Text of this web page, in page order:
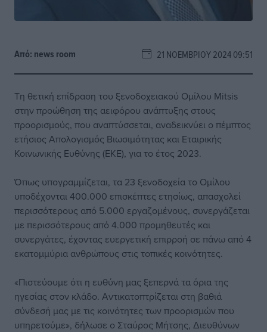
Από: news room 21 ΝΟΕΜΒΡΊΟΥ 2024 09:51
Tη θετική επίδραση του ξενοδοχειακού Ομίλου Mitsis
στην προώθηση της αειφόρου ανάπτυξης στους
προορισμούς, που αναπτύσσεται, αναδεικνύει ο πέμπτος
ετήσιος Απολογισμός Βιωσιμότητας και Εταιρικής
Κοινωνικής Ευθύνης (ΕΚΕ), για το έτος 2023.
Όπως υπογραμμίζεται, τα 23 ξενοδοχεία το Ομίλου
υποδέχονται 400.000 επισκέπτες ετησίως, απασχολεί
περισσότερους από 5.000 εργαζομένους, συνεργάζεται
με περισσότερους από 4.000 προμηθευτές και
συνεργάτες, έχοντας ευεργετική επιρροή σε πάνω από 4
εκατομμύρια ανθρώπους στις τοπικές κοινότητες.
«Πιστεύουμε ότι η ευθύνη μας ξεπερνά τα όρια της
ηγεσίας στον κλάδο. Αντικατοπτρίζεται στη βαθιά
σύνδεσή μας με τις κοινότητες των προορισμών που
υπηρετούμε», δήλωσε ο Σταύρος Μήτσης, Διευθύνων